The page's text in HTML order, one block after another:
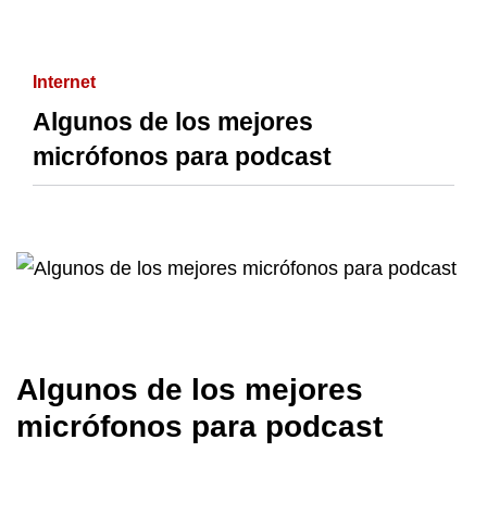
Internet
Algunos de los mejores
micrófonos para podcast
Algunos de los mejores
micrófonos para podcast